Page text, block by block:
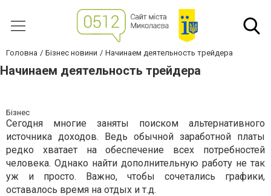
Головна Бізнес новини Начинаем деятельность трейдера
Начинаем деятельность трейдера
Бізнес
Сегодня многие заняты поиском альтернативного
источника доходов. Ведь обычной заработной платы
редко хватает на обеспечение всех потребностей
человека. Однако найти дополнительную работу не так
уж и просто. Важно, чтобы сочетались графики,
оставалось время на отдых и т.д.